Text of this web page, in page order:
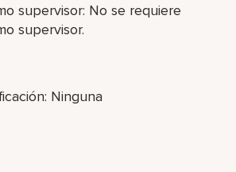
supervisor: No se requiere
supervisor.
Ninguna